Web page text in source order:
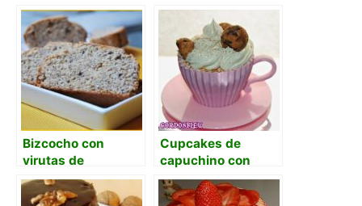
Bizcocho con
virutas de
chocolate y polvo
de naranja
Cupcakes de
capuchino con
galletas de pepitas
de chocolate